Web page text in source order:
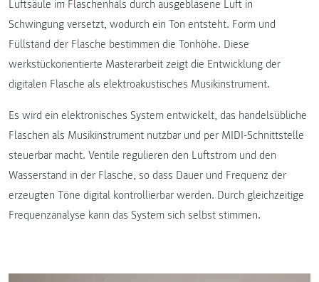
Luftsäule im Flaschenhals durch ausgeblasene Luft in
Schwingung versetzt, wodurch ein Ton entsteht. Form und
Füllstand der Flasche bestimmen die Tonhöhe. Diese
werkstückorientierte Masterarbeit zeigt die Entwicklung der
digitalen Flasche als elektroakustisches Musikinstrument.
Es wird ein elektronisches System entwickelt, das handelsübliche
Flaschen als Musikinstrument nutzbar und per MIDI-Schnittstelle
steuerbar macht. Ventile regulieren den Luftstrom und den
Wasserstand in der Flasche, so dass Dauer und Frequenz der
erzeugten Töne digital kontrollierbar werden. Durch gleichzeitige
Frequenzanalyse kann das System sich selbst stimmen.